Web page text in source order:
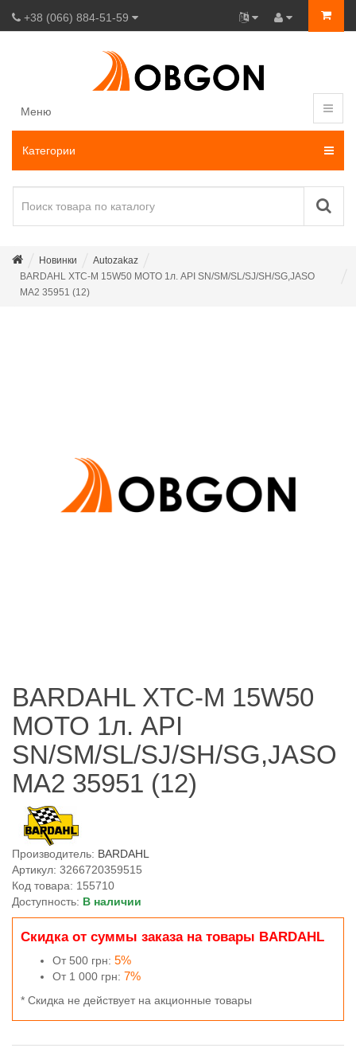
+38 (066) 884-51-59
Меню
Категории
Новинки
Autozakaz
BARDAHL XTC-M 15W50 MOTO 1л. API SN/SM/SL/SJ/SH/SG,JASO
MA2 35951 (12)
BARDAHL XTC-M 15W50
MOTO 1л. API
SN/SM/SL/SJ/SH/SG,JASO
MA2 35951 (12)
Производитель: BARDAHL
Артикул: 3266720359515
Код товара: 155710
Доступность: В наличии
Скидка от суммы заказа на товары BARDAHL
От 500 грн: 5%
От 1 000 грн: 7%
* Скидка не действует на акционные товары